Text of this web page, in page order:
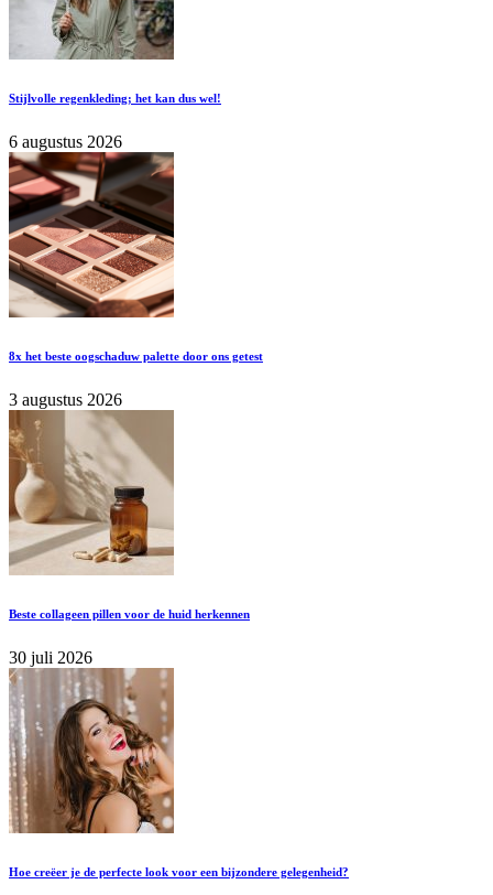
Stijlvolle regenkleding; het kan dus wel!
6 augustus 2026
8x het beste oogschaduw palette door ons getest
3 augustus 2026
Beste collageen pillen voor de huid herkennen
30 juli 2026
Hoe creëer je de perfecte look voor een bijzondere gelegenheid?